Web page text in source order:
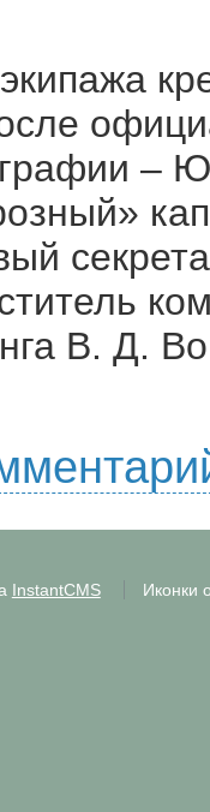
–
В. Д.
InstantCMS Иконки